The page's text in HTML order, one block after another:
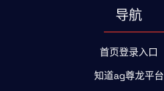
导航
首页登录入口
知道ag尊龙平台